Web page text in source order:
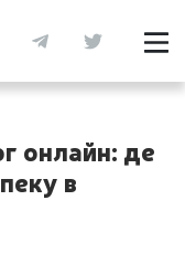
онлайн: де
в